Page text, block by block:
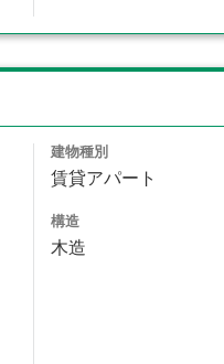
建物種別
賃貸アパート
構造
木造